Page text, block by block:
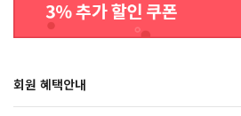
회원 혜택안내